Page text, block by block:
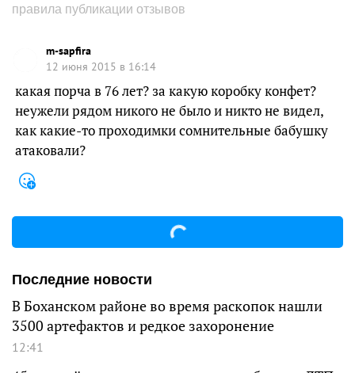
правила публикации отзывов
m-sapfira
12 июня 2015 в 16:14
какая порча в 76 лет? за какую коробку конфет?
неужели рядом никого не было и никто не видел,
как какие-то проходимки сомнительные бабушку
атаковали?
Последние новости
В Боханском районе во время раскопок нашли
3500 артефактов и редкое захоронение
12:41